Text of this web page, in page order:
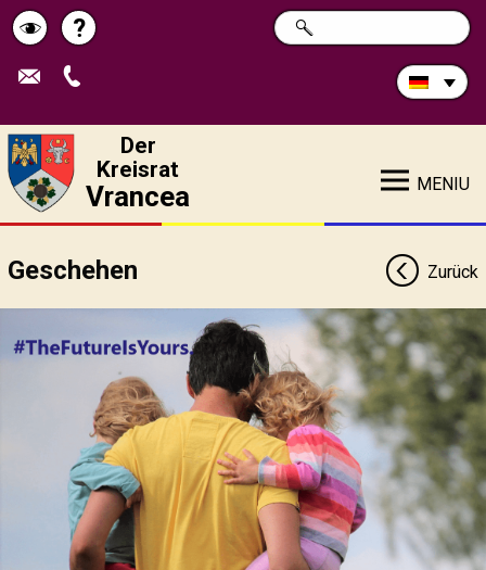
Schimbă
contrastul
Pagina
de
?
Durchsuchen
Sie
SUCHE
Der
Kreisrat
Vrancea MENIU
Geschehen Zurück